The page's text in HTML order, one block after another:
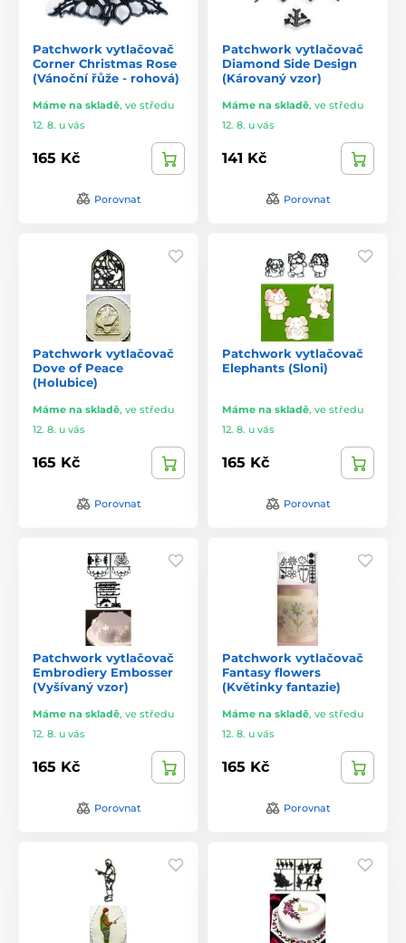
Patchwork vytlačovač
Corner Christmas Rose
(Vánoční řůže - rohová)
Máme na skladě, ve středu
12. 8. u vás
165 Kč
Porovnat
Patchwork vytlačovač
Diamond Side Design
(Károvaný vzor)
Máme na skladě, ve středu
12. 8. u vás
141 Kč
Porovnat
Patchwork vytlačovač
Dove of Peace
(Holubice)
Máme na skladě, ve středu
12. 8. u vás
165 Kč
Porovnat
Patchwork vytlačovač
Elephants (Sloni)
Máme na skladě, ve středu
12. 8. u vás
165 Kč
Porovnat
Patchwork vytlačovač
Embrodiery Embosser
(Vyšívaný vzor)
Máme na skladě, ve středu
12. 8. u vás
165 Kč
Porovnat
Patchwork vytlačovač
Fantasy flowers
(Květinky fantazie)
Máme na skladě, ve středu
12. 8. u vás
165 Kč
Porovnat